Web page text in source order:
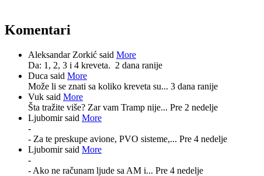
Komentari
Aleksandar Zorkić said More
Da: 1, 2, 3 i 4 kreveta. 2 dana ranije
Duca said More
Može li se znati sa koliko kreveta su... 3 dana ranije
Vuk said More
Šta tražite više? Zar vam Tramp nije... Pre 2 nedelje
Ljubomir said More
-
- Za te preskupe avione, PVO sisteme,... Pre 4 nedelje
Ljubomir said More
-
- Ako ne računam ljude sa AM i... Pre 4 nedelje